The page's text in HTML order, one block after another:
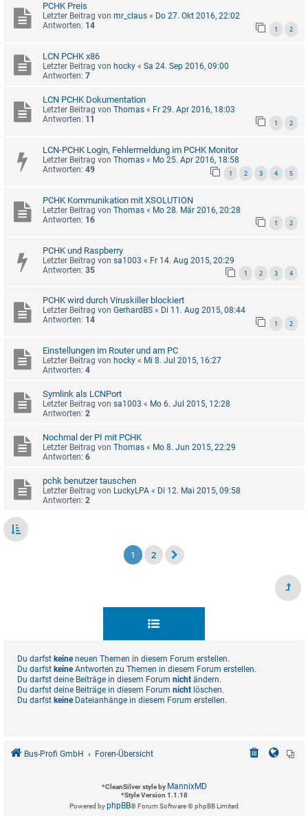
PCHK Preis
Letzter Beitrag von mr_claus « Do 27. Okt 2016, 22:02
Antworten: 14 1 2
LCN PCHK x86
Letzter Beitrag von hocky « Sa 24. Sep 2016, 09:00
Antworten: 7
LCN PCHK Dokumentation
Letzter Beitrag von Thomas « Fr 29. Apr 2016, 18:03
Antworten: 11 1 2
LCN-PCHK Login, Fehlermeldung im PCHK Monitor
Letzter Beitrag von Thomas « Mo 25. Apr 2016, 18:58
Antworten: 49 1 2 3 4 5
PCHK Kommunikation mit XSOLUTION
Letzter Beitrag von Thomas « Mo 28. Mär 2016, 20:28
Antworten: 16 1 2
PCHK und Raspberry
Letzter Beitrag von sa1003 « Fr 14. Aug 2015, 20:29
Antworten: 35 1 2 3 4
PCHK wird durch Viruskiller blockiert
Letzter Beitrag von GerhardBS « Di 11. Aug 2015, 08:44
Antworten: 14 1 2
Einstellungen im Router und am PC
Letzter Beitrag von hocky « Mi 8. Jul 2015, 16:27
Antworten: 4
Symlink als LCNPort
Letzter Beitrag von sa1003 « Mo 6. Jul 2015, 12:28
Antworten: 2
Nochmal der PI mit PCHK
Letzter Beitrag von Thomas « Mo 8. Jun 2015, 22:29
Antworten: 6
pchk benutzer tauschen
Letzter Beitrag von LuckyLPA « Di 12. Mai 2015, 09:58
Antworten: 2
1 2
Du darfst keineneuen Themen in diesem Forum erstellen.
Du darfst keineAntworten zu Themen in diesem Forum erstellen.
Du darfst deine Beiträge in diesem Forum nicht ändern.
Du darfst deine Beiträge in diesem Forum nicht löschen.
Du darfst keineDateianhänge in diesem Forum erstellen.
Bus-Profi GmbH Foren-Übersicht
*CleanSilver style by MannixMD
*Style Version 1.1.18
Powered byphpBB® Forum Software © phpBB Limited